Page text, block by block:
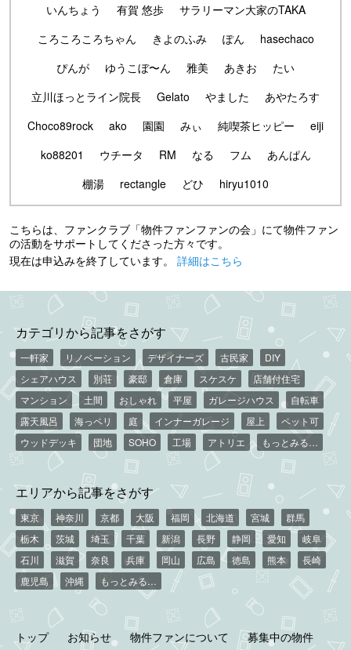
いんちょう
有賀 悠歩
サラリーマン大家のTAKA
ころころころちゃん
きよのふみ ぽん
hasechaco
ぴんが
ゆうこぼ〜ん 雅美 あきお
たい
立川ほっとライン院長
Gelato やました
あやたろす
Choco89rock
ako 園園 みぃ 純喫茶ヒッピー
eiji
ko88201
ウチータ RM なる フム
あんぱん
棚湯
rectangle どひ hiryu1010
こちらは、ファンクラブ「物件ファンファンの会」にて物件ファン
の活動をサポートしてくださった方々です。
現在は申込みを終了しています。 詳細はこちら
カテゴリから記事をさがす
一軒家 リノベーション デザイナーズ 古民家
DIY
シェアハウス
別荘 豪邸 倉庫 スケスケ
店舗付住宅
マンション
土間 おしゃれ 平屋 ガレージハウス
自転車
露天風呂
海っペリ 庭 インナーガレージ 屋上
ペット可
ウッドデッキ
団地 SOHO 工場 アトリエ もっとみる…
エリアから記事をさがす
東京 神奈川 京都 大阪 福岡 北海道 宮城
群馬
栃木
茨城 埼玉 千葉 新潟 長野 静岡 愛知
岐阜
石川
滋賀 奈良 兵庫 岡山 広島 徳島 熊本
長崎
鹿児島
沖縄 もっとみる…
トップ お知らせ 物件ファンについて
募集中の物件